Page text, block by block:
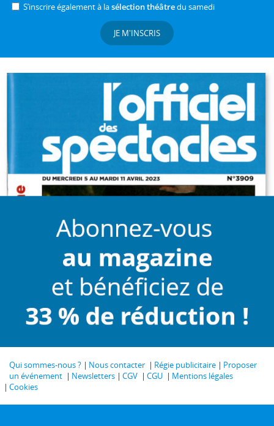
S’inscrire également à lasélection théâtredu samedi
JE M'INSCRIS
Qui sommes-nous ? Nous contacter Régie publicitaire
Proposer
un événement
Newsletters CGV CGU
Mentions légales
Cookies